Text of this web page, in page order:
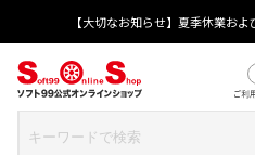
【大切なお知らせ】夏季休業お